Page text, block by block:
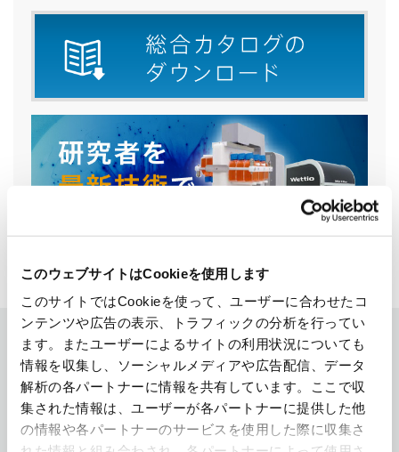
このウェブサイトはCookieを使用します
このサイトではCookieを使って、ユーザーに合わせたコ
ンテンツや広告の表示、トラフィックの分析を行ってい
ます。またユーザーによるサイトの利用状況についても
情報を収集し、ソーシャルメディアや広告配信、データ
解析の各パートナーに情報を共有しています。ここで収
集された情報は、ユーザーが各パートナーに提供した他
の情報や各パートナーのサービスを使用した際に収集さ
医療関連機器
特殊工作機械ラインナップ